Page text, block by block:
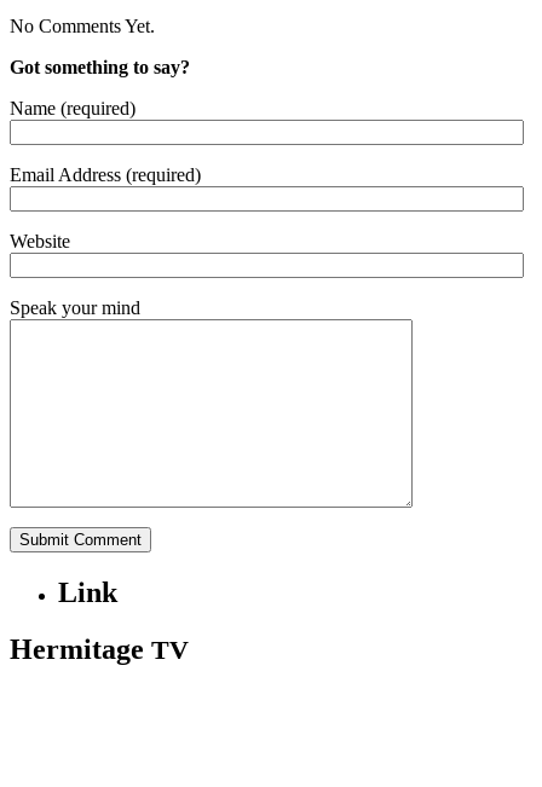
No Comments Yet.
Got something to say?
Name (required)
Email Address (required)
Website
Speak your mind
Link
Hermitage TV